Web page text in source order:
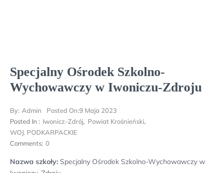
Specjalny Ośrodek Szkolno-
Wychowawczy w Iwoniczu-Zdroju
By: Admin Posted On:9 Maja 2023
Posted In : Iwonicz-Zdrój, Powiat Krośnieński,
WOJ. PODKARPACKIE
Comments: 0
Nazwa szkoły: Specjalny Ośrodek Szkolno-Wychowawczy w